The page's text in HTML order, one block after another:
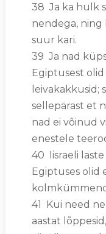
38 Ja ka hulk
nendega, ning
suur kari.
39 Ja nad
Egiptusest
sellepärast et
nad ei võinud
enestele
40 Iisraeli laste
Egiptuses olid
41 Kui need
aastat